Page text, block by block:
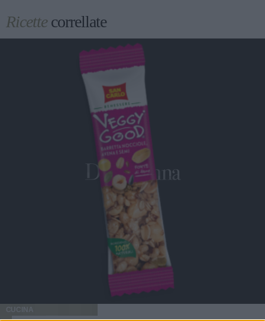
Ricettecorrellate
CUCINA